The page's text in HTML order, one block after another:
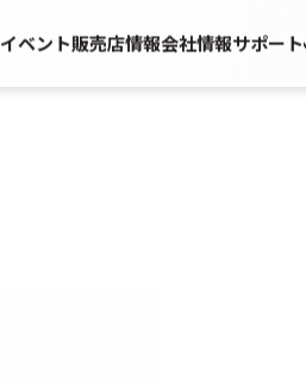
イベント販売店情報会社情報サポート